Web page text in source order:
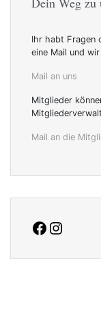
Ihr habt Fragen
eine Mail und
Mail an uns
Mitglieder
Mail an die
facebookInstagram